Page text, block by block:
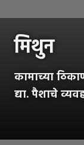
मिथुन
कामाच्या
द्या. पैशाचे